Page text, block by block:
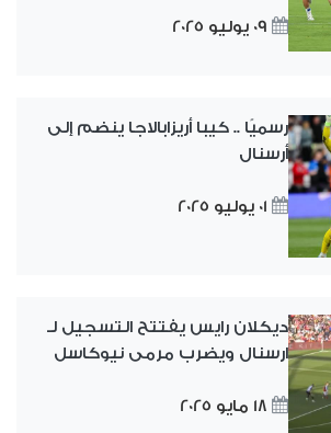
09 يوليو 2025
رسميًا .. كيبا أريزابالاجا ينضم إلى
أرسنال
01 يوليو 2025
ديكلان رايس يفتتح التسجيل لـ
ارسنال ويضرب مرمى نيوكاسل
18 مايو 2025